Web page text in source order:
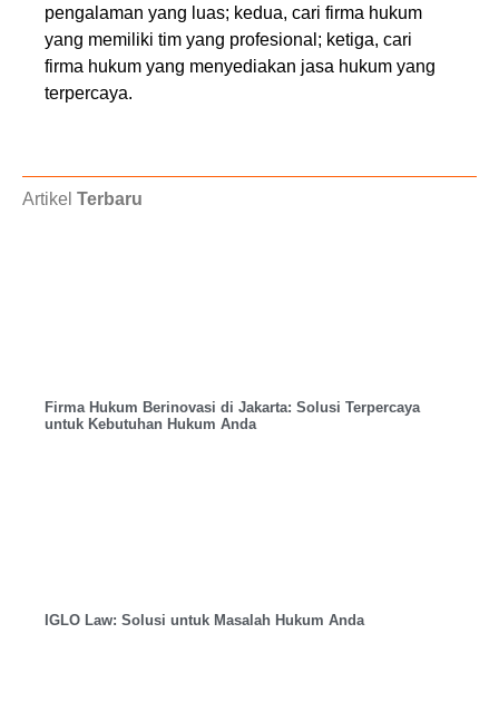
pengalaman yang luas; kedua, cari firma hukum
yang memiliki tim yang profesional; ketiga, cari
firma hukum yang menyediakan jasa hukum yang
terpercaya.
Artikel Terbaru
Firma Hukum Berinovasi di Jakarta: Solusi Terpercaya
untuk Kebutuhan Hukum Anda
IGLO Law: Solusi untuk Masalah Hukum Anda